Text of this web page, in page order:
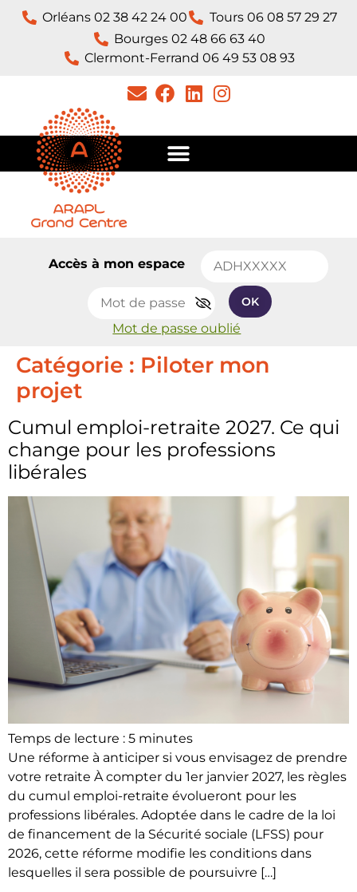
Orléans 02 38 42 24 00
Tours 06 08 57 29 27
Bourges 02 48 66 63 40
Clermont-Ferrand 06 49 53 08 93​
Accès à mon espace
OK
Mot de passe oublié
Catégorie : Piloter mon
projet
Cumul emploi-retraite 2027. Ce qui
change pour les professions
libérales
Temps de lecture : 5 minutes
Une réforme à anticiper si vous envisagez de prendre
votre retraite​ À compter du 1er janvier 2027, les règles
du cumul emploi-retraite évolueront pour les
professions libérales. Adoptée dans le cadre de la loi
de financement de la Sécurité sociale (LFSS) pour
2026, cette réforme modifie les conditions dans
lesquelles il sera possible de poursuivre […]